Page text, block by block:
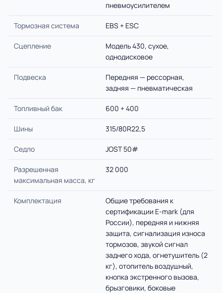
пневмоусилителем
Тормозная система EBS + ESC
Сцепление
Модель 430, сухое,
однодисковое
Подвеска
Передняя — рессорная,
задняя — пневматическая
Топливный бак 600 + 400
Шины 315/80R22,5
Седло JOST 50#
Разрешенная
максимальная масса, кг
32 000
Комплектация
Общие требования к
сертификации E-mark (для
России), передняя и нижняя
защита, сигнализация износа
тормозов, звукой сигнал
заднего хода, огнетушитель (2
кг), отопитель воздушный,
кнопка экстренного вызова,
брызговики, боковые